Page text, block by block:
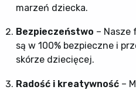
marzeń dziecka.
Bezpieczeństwo – Nasze
są w 100% bezpieczne i
skórze dziecięcej.
Radość i kreatywność –